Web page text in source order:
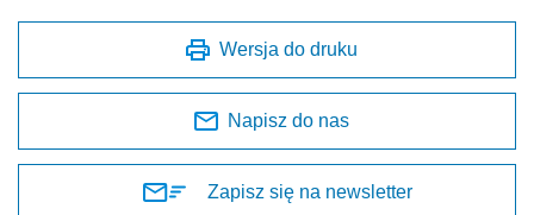
Wersja do druku
Napisz do nas
Zapisz się na newsletter